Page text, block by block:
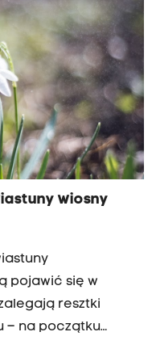
wiosny
pojawić się w
resztki
– na początku